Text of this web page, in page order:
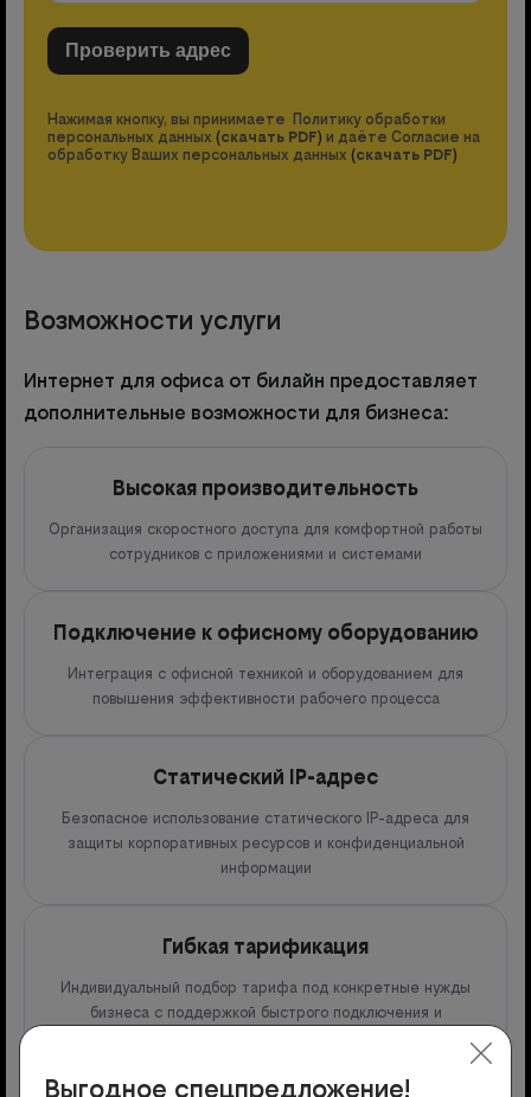
Нажимая кнопку, вы принимаете Политику обработки
персональных данных (скачать PDF) и даёте Согласие на
обработку Ваших персональных данных (скачать PDF)
Возможности услуги
Интернет для офиса от билайн предоставляет
дополнительные возможности для бизнеса:
Высокая производительность
Организация скоростного доступа для комфортной работы
сотрудников с приложениями и системами
Подключение к офисному оборудованию
Интеграция с офисной техникой и оборудованием для
повышения эффективности рабочего процесса
Статический IP-адрес
Безопасное использование статического IP-адреса для
защиты корпоративных ресурсов и конфиденциальной
информации
Гибкая тарификация
Индивидуальный подбор тарифа под конкретные нужды
бизнеса с поддержкой быстрого подключения и
Выгодное спецпредложение!